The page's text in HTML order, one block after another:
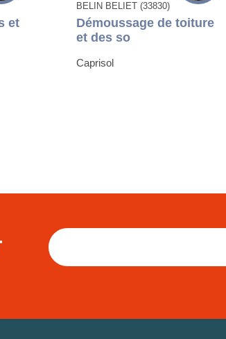
et
BELIN BELIET (33830)
Démoussage de toiture
et des so
Caprisol